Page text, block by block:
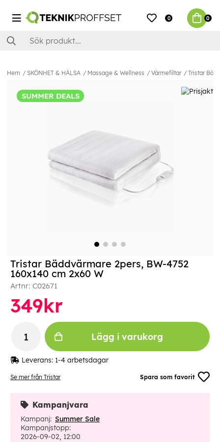
0 0
Hem SKÖNHET & HÄLSA Massage & Wellness Värmefiltar Tristar
SUMMER DEALS
Se mer från Tristar Spara som favorit
Tristar Bäddvärmare 2pers, BW-4752
160x140 cm 2x60 W
Artnr: C02671
349kr
Lägg i varukorg
Leverans: 1-4 arbetsdagar
Kampanjvara
Kampanj: Summer Sale
Kampanjstopp:
2026-09-02, 12:00